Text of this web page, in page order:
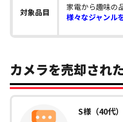
対象品目
家電から趣味の
様々なジャンル
カメラを売却され
S様（40代）